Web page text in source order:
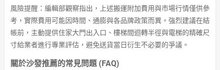
風險提醒：編輯部觀察指出，上述搬運附加費用與市場行情僅供參
考，實際費用可能因時間、通膨與各品牌政策而異。強烈建議在結
帳前，主動提供住家大門出入口、樓梯間迴轉半徑與電梯的精確尺
寸給業者進行專業評估，避免送貨當日衍生不必要的爭議。
關於沙發推薦的常見問題 (FAQ)